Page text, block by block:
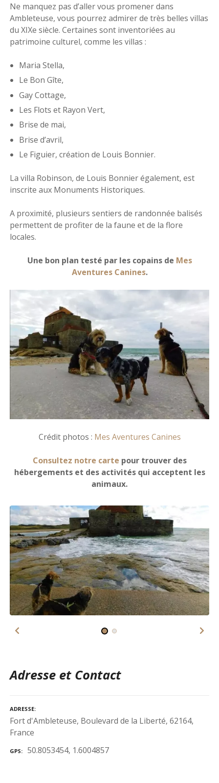
Ne manquez pas d’aller vous promener dans
Ambleteuse, vous pourrez admirer de très belles villas
du XIXe siècle. Certaines sont inventoriées au
patrimoine culturel, comme les villas :
Maria Stella,
Le Bon Gîte,
Gay Cottage,
Les Flots et Rayon Vert,
Brise de mai,
Brise d’avril,
Le Figuier, création de Louis Bonnier.
La villa Robinson, de Louis Bonnier également, est
inscrite aux Monuments Historiques.
A proximité, plusieurs sentiers de randonnée balisés
permettent de profiter de la faune et de la flore
locales.
Une bon plan testé par les copains de Mes
Aventures Canines.
Crédit photos : Mes Aventures Canines
Consultez notre carte pour trouver des
hébergements et des activités qui acceptent les
animaux.
Adresse et Contact
ADRESSE
Fort d'Ambleteuse, Boulevard de la Liberté, 62164,
France
GPS 50.8053454, 1.6004857